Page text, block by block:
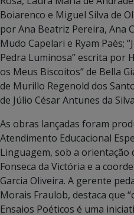
Boiarenco e Miguel Silva de
por Ana Beatriz Pereira, Ana
Mudo Capelari e Ryam Paès;
Pedra Luminosa” escrita por
os Meus Biscoitos” de Bella
de Murillo Regenold dos
de Júlio César Antunes da
As obras lançadas foram
Atendimento Educacional
Linguagem, sob a
Fonseca da Victória e a
Garcia Oliveira. A gerente
Morais Fraulob, destaca que
Ensaios Poéticos é uma